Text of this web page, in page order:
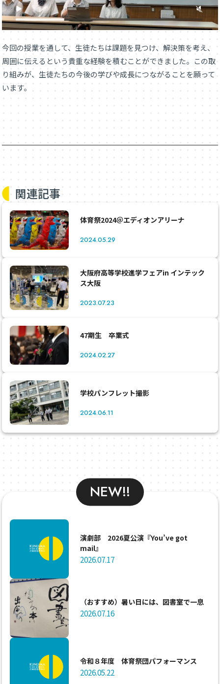
今回の授業を通して、生徒たちは課題を見つけ、解決策を考え、
周囲に伝えるという貴重な経験を積むことができました。この取
り組みが、生徒たちの今後の学びや成長につながることを願って
います。
関連記事
体育祭2024＠エディオンアリーナ
2024.05.29
大阪府高等学校進学フェアin インテック
ス大阪
2023.07.23
47期生 卒業式
2024.02.27
学校パンフレット撮影
2024.06.11
NEW!!
演劇部 2026夏公演『You’ve got
mail』
2026.07.17
（おすすめ）暑い日には、図書室で一息
2026.07.16
令和８年度 体育祭団パフォーマンス
2026.05.22